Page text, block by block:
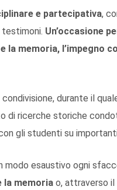
e partecipativa,
Un’occasione
la memoria, l’impegno
durante il
di ricerche storiche
gli studenti su
modo esaustivo ogni
la memoria o, attraverso